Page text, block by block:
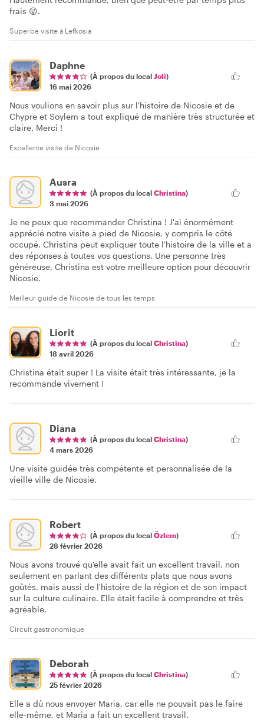
frais 😜.
Superbe visite à Lefkosia
Daphne
(À propos du local Joli)
16 mai 2026
Nous voulions en savoir plus sur l'histoire de Nicosie et de
Chypre et Soylem a tout expliqué de manière très structurée et
claire. Merci !
Excellente visite de Nicosie
Ausra
(À propos du local Christina)
3 mai 2026
Je ne peux que recommander Christina ! J'ai énormément
apprécié notre visite à pied de Nicosie, y compris le côté
occupé. Christina peut expliquer toute l'histoire de la ville et a
des réponses à toutes vos questions. Une personne très
généreuse, Christina est votre meilleure option pour découvrir
Nicosie.
Meilleur guide de Nicosie de tous les temps
Liorit
(À propos du local Christina)
18 avril 2026
Christina était super ! La visite était très intéressante, je la
recommande vivement !
Diana
(À propos du local Christina)
4 mars 2026
Une visite guidée très compétente et personnalisée de la
vieille ville de Nicosie.
Robert
(À propos du local Özlem)
28 février 2026
Nous avons trouvé qu'elle avait fait un excellent travail, non
seulement en parlant des différents plats que nous avons
goûtés, mais aussi de l'histoire de la région et de son impact
sur la culture culinaire. Elle était facile à comprendre et très
agréable.
Circuit gastronomique
Deborah
(À propos du local Christina)
25 février 2026
Elle a dû nous envoyer Maria, car elle ne pouvait pas le faire
elle-même, et Maria a fait un excellent travail.